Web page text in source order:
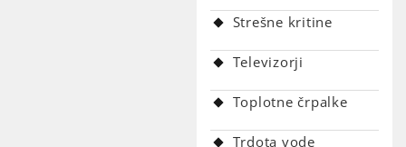
Strešne kritine
Televizorji
Toplotne črpalke
Trdota vode